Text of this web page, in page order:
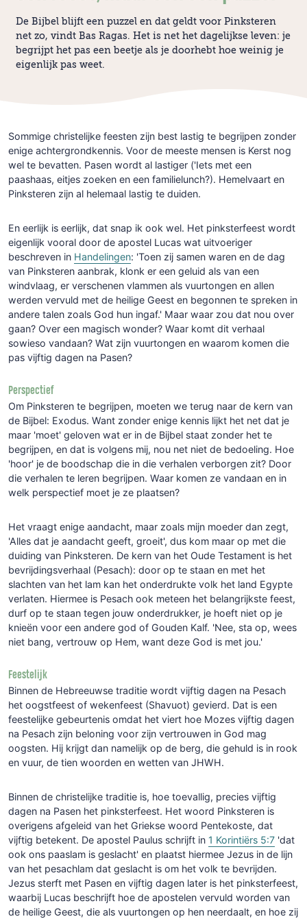
De Bijbel blijft een puzzel en dat geldt voor Pinksteren
net zo, vindt Bas Ragas. Het is net het dagelijkse leven: je
begrijpt het pas een beetje als je doorhebt hoe weinig je
eigenlijk pas weet.
Sommige christelijke feesten zijn best lastig te begrijpen zonder
enige achtergrondkennis. Voor de meeste mensen is Kerst nog
wel te bevatten. Pasen wordt al lastiger ('Iets met een
paashaas, eitjes zoeken en een familielunch?). Hemelvaart en
Pinksteren zijn al helemaal lastig te duiden.
En eerlijk is eerlijk, dat snap ik ook wel. Het pinksterfeest wordt
eigenlijk vooral door de apostel Lucas wat uitvoeriger
beschreven in Handelingen: 'Toen zij samen waren en de dag
van Pinksteren aanbrak, klonk er een geluid als van een
windvlaag, er verschenen vlammen als vuurtongen en allen
werden vervuld met de heilige Geest en begonnen te spreken in
andere talen zoals God hun ingaf.' Maar waar zou dat nou over
gaan? Over een magisch wonder? Waar komt dit verhaal
sowieso vandaan? Wat zijn vuurtongen en waarom komen die
pas vijftig dagen na Pasen?
Perspectief
Om Pinksteren te begrijpen, moeten we terug naar de kern van
de Bijbel: Exodus. Want zonder enige kennis lijkt het net dat je
maar 'moet' geloven wat er in de Bijbel staat zonder het te
begrijpen, en dat is volgens mij, nou net niet de bedoeling. Hoe
'hoor' je de boodschap die in die verhalen verborgen zit? Door
die verhalen te leren begrijpen. Waar komen ze vandaan en in
welk perspectief moet je ze plaatsen?
Het vraagt enige aandacht, maar zoals mijn moeder dan zegt,
'Alles dat je aandacht geeft, groeit', dus kom maar op met die
duiding van Pinksteren. De kern van het Oude Testament is het
bevrijdingsverhaal (Pesach): door op te staan en met het
slachten van het lam kan het onderdrukte volk het land Egypte
verlaten. Hiermee is Pesach ook meteen het belangrijkste feest,
durf op te staan tegen jouw onderdrukker, je hoeft niet op je
knieën voor een andere god of Gouden Kalf. 'Nee, sta op, wees
niet bang, vertrouw op Hem, want deze God is met jou.'
Feestelijk
Binnen de Hebreeuwse traditie wordt vijftig dagen na Pesach
het oogstfeest of wekenfeest (Shavuot) gevierd. Dat is een
feestelijke gebeurtenis omdat het viert hoe Mozes vijftig dagen
na Pesach zijn beloning voor zijn vertrouwen in God mag
oogsten. Hij krijgt dan namelijk op de berg, die gehuld is in rook
en vuur, de tien woorden en wetten van JHWH.
Binnen de christelijke traditie is, hoe toevallig, precies vijftig
dagen na Pasen het pinksterfeest. Het woord Pinksteren is
overigens afgeleid van het Griekse woord Pentekoste, dat
vijftig betekent. De apostel Paulus schrijft in 1 Korintiërs 5:7 'dat
ook ons paaslam is geslacht' en plaatst hiermee Jezus in de lijn
van het pesachlam dat geslacht is om het volk te bevrijden.
Jezus sterft met Pasen en vijftig dagen later is het pinksterfeest,
waarbij Lucas beschrijft hoe de apostelen vervuld worden van
de heilige Geest, die als vuurtongen op hen neerdaalt, en hoe zij